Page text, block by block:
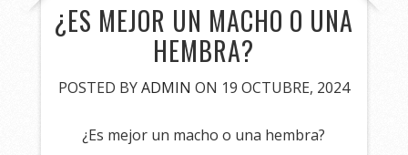
¿ES MEJOR UN MACHO O UNA
HEMBRA?
POSTED BYADMIN ON 19 OCTUBRE, 2024
¿Es mejor un macho o una hembra?